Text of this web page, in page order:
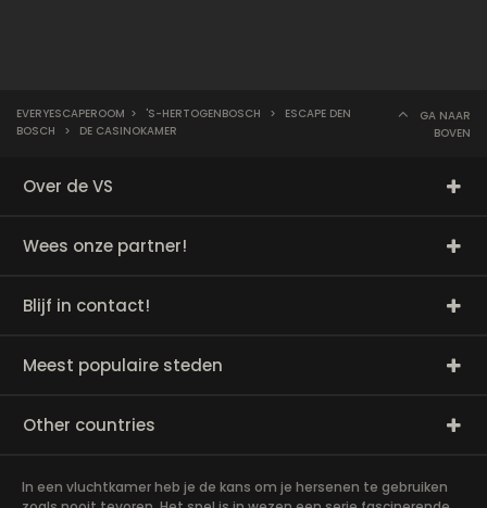
EVERYESCAPEROOM > 'S-HERTOGENBOSCH >
ESCAPE DEN
BOSCH
> DE CASINOKAMER
GA NAAR
BOVEN
Over de VS
Wees onze partner!
Blijf in contact!
Meest populaire steden
Other countries
In een vluchtkamer heb je de kans om je hersenen te gebruiken